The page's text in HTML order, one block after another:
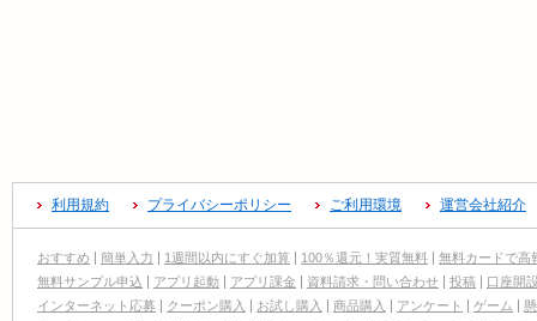
利用規約 プライバシーポリシー ご利用環境 運営会社紹介
おすすめ 簡単入力 1週間以内にすぐ加算 100％還元！実質無料
無料カードで高
無料サンプル申込
アプリ起動 アプリ課金 資料請求・問い合わせ 投稿
口座開
インターネット応募
クーポン購入 お試し購入 商品購入 アンケート ゲーム